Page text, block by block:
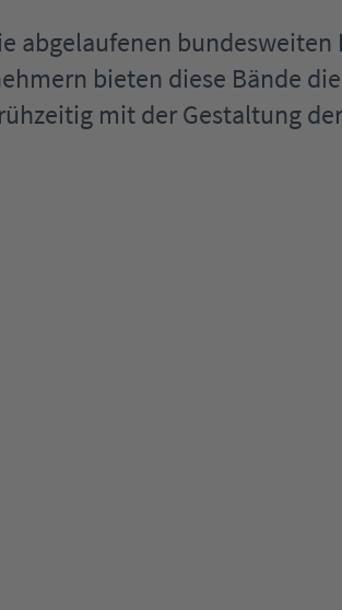
abgelaufenen
bieten diese Bände
mit der Gestaltung